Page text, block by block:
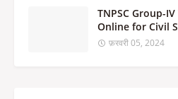
TNPSC Group-
Online for Civil
फ़रवरी 05, 2024